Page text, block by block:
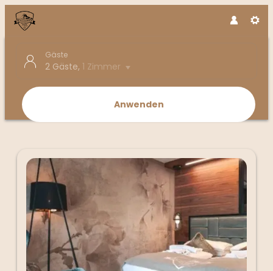
Gäste
2 Gäste, 1 Zimmer
Anwenden